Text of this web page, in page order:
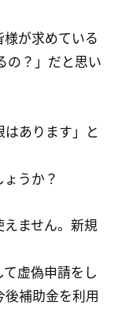
が求めている
の？」だと思い
あります」と
うか？
ません。新規
虚偽申請をし
補助金を利用